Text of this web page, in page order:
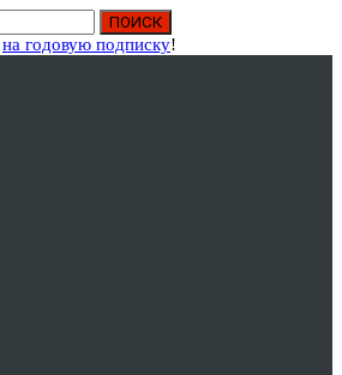
на годовую подписку!